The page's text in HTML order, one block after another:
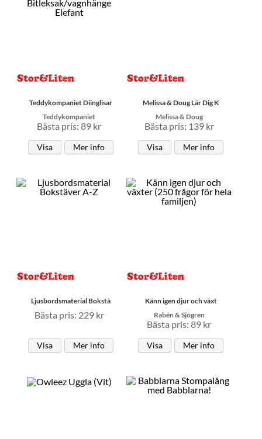
Teddykompaniet Diinglisar
Teddykompaniet
Bästa pris: 89 kr
Visa Mer info
Melissa & Doug Lär Dig K
Melissa & Doug
Bästa pris: 139 kr
Visa Mer info
Ljusbordsmaterial Bokstä
Bästa pris: 229 kr
Visa Mer info
Känn igen djur och växt
Rabén & Sjögren
Bästa pris: 89 kr
Visa Mer info